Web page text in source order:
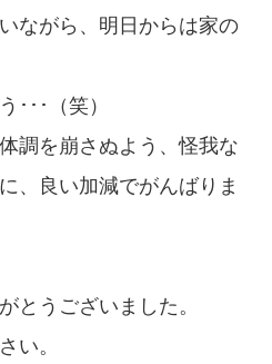
ながら、明日からは家の
･･･（笑）
調を崩さぬよう、怪我な
、良い加減でがんばりま
とうございました。
い。